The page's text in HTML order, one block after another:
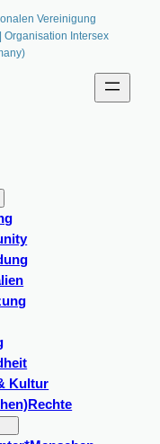
Vereinigung
Organisation Intersex
Kultur